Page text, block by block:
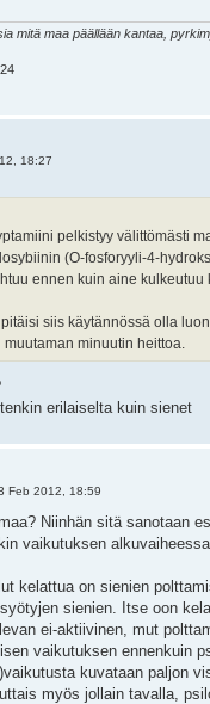
mitä maa päällään kantaa,
18:27
pelkistyy välittömästi
(O-fosforyyli-4-
ennen kuin aine kulkeutuu
siis käytännössä olla
minuutin heittoa.
erilaiselta kuin sienet
Feb 2012, 18:59
Niinhän sitä sanotaan
vaikutuksen
kelattua on sienien
sienien. Itse oon
ei-aktiivinen, mut
vaikutuksen ennenkuin
kuvataan paljon
myös jollain tavalla,